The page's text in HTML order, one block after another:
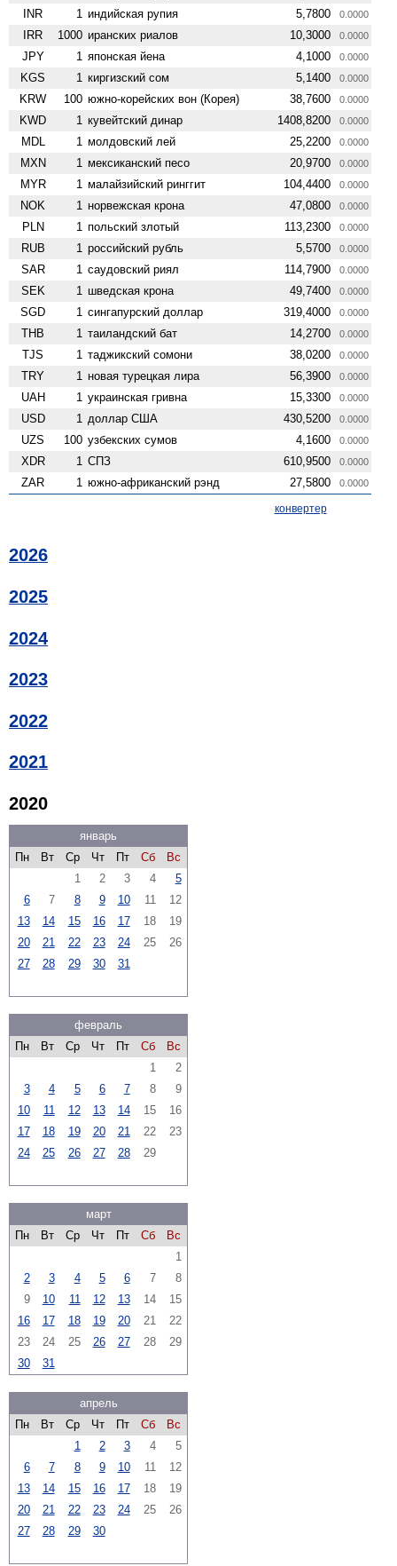
INR 1 индийская рупия 5,7800 0.0000
IRR 1000 иранских риалов 10,3000 0.0000
JPY 1 японская йена 4,1000 0.0000
KGS 1 киргизский сом 5,1400 0.0000
KRW 100 южно-корейских вон (Корея) 38,7600 0.0000
KWD 1 кувейтский динар 1408,8200 0.0000
MDL 1 молдовский лей 25,2200 0.0000
MXN 1 мексиканский песо 20,9700 0.0000
MYR 1 малайзийский ринггит 104,4400 0.0000
NOK 1 норвежская крона 47,0800 0.0000
PLN 1 польский злотый 113,2300 0.0000
RUB 1 российский рубль 5,5700 0.0000
SAR 1 саудовский риял 114,7900 0.0000
SEK 1 шведская крона 49,7400 0.0000
SGD 1 сингапурский доллар 319,4000 0.0000
THB 1 таиландский бат 14,2700 0.0000
TJS 1 таджикский сомони 38,0200 0.0000
TRY 1 новая турецкая лира 56,3900 0.0000
UAH 1 украинская гривна 15,3300 0.0000
USD 1 доллар США 430,5200 0.0000
UZS 100 узбекских сумов 4,1600 0.0000
XDR 1 СПЗ 610,9500 0.0000
ZAR 1 южно-африканский рэнд 27,5800 0.0000
конвертер
2026
2025
2024
2023
2022
2021
2020
январь
Пн
Вт Ср Чт Пт Сб
Вс
1
2 3 4
5
6
7 8 9 10 11
12
13
14 15 16 17 18
19
20
21 22 23 24 25
26
27
28 29 30 31
февраль
Пн
Вт Ср Чт Пт Сб
Вс
1
2
3
4 5 6 7 8
9
10
11 12 13 14 15
16
17
18 19 20 21 22
23
24
25 26 27 28 29
март
Пн
Вт Ср Чт Пт Сб
Вс
1
2
3 4 5 6 7
8
9
10 11 12 13 14
15
16
17 18 19 20 21
22
23
24 25 26 27 28
29
30
31
апрель
Пн
Вт Ср Чт Пт Сб
Вс
1
2 3 4
5
6
7 8 9 10 11
12
13
14 15 16 17 18
19
20
21 22 23 24 25
26
27
28 29 30